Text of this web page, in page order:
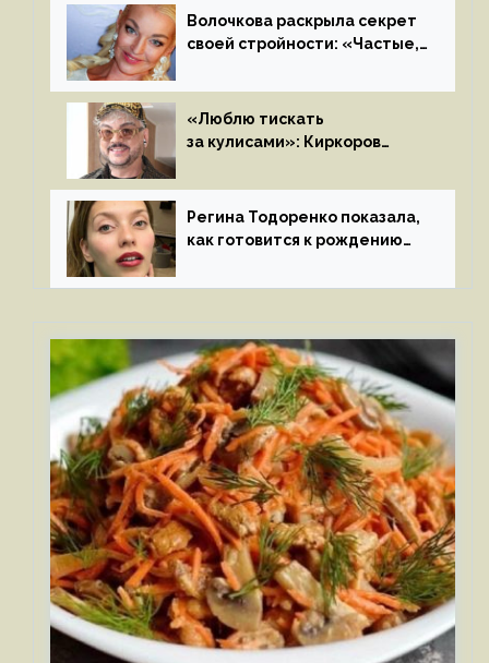
Волочкова раскрыла секрет
своей стройности: «Частые,
«Люблю тискать
за кулисами»: Киркоров
к молодой особе
Регина Тодоренко показала,
как готовится к рождению